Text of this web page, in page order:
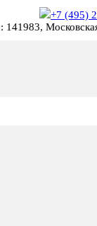
+7 (495)
141983,